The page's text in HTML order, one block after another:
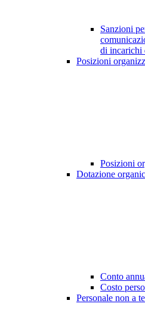
Sanzioni
di incarichi
Posizioni
Posizioni
Dotazione
Conto
Costo
Personale non a